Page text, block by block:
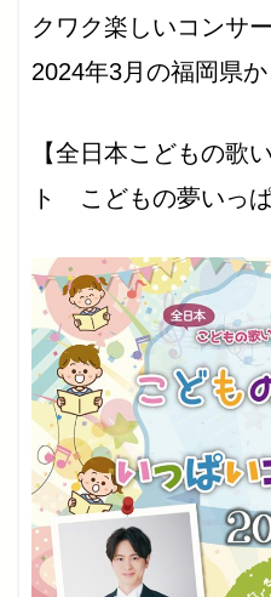
クワク楽しいコンサ
2024年3月の福岡県
【全日本こどもの歌
ト こどもの夢いっ